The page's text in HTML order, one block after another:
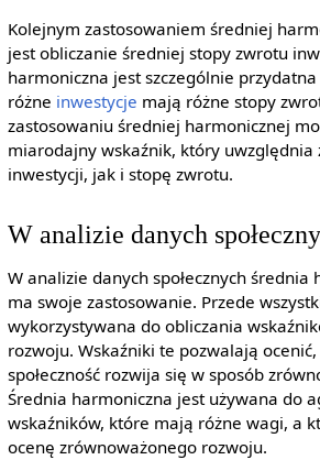
Kolejnym zastosowaniem średniej
jest obliczanie średniej stopy zwrotu
harmoniczna jest szczególnie
różne inwestycje mają różne stopy
zastosowaniu średniej harmonicznej
miarodajny wskaźnik, który uwzględnia
inwestycji, jak i stopę zwrotu.
W analizie danych
W analizie danych społecznych
ma swoje zastosowanie. Przede
wykorzystywana do obliczania
rozwoju. Wskaźniki te pozwalają
społeczność rozwija się w sposób
Średnia harmoniczna jest używana do
wskaźników, które mają różne wagi, a
ocenę zrównoważonego rozwoju.